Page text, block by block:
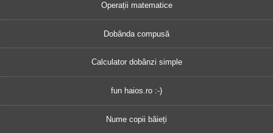
Operații matematice
Dobânda compusă
Calculator dobânzi simple
fun haios.ro :-)
Nume copii băieți